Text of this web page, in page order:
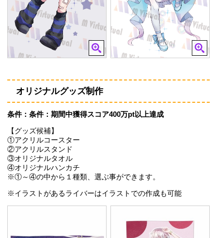
オリジナルグッズ制作
条件：条件：期間中獲得スコア400万pt以上達成
【グッズ候補】
①アクリルコースター
②アクリルスタンド
③オリジナルタオル
④オリジナルハンカチ
※①～④の中から１種類、選ぶ事ができます。
※イラストがあるライバーはイラストでの作成も可能